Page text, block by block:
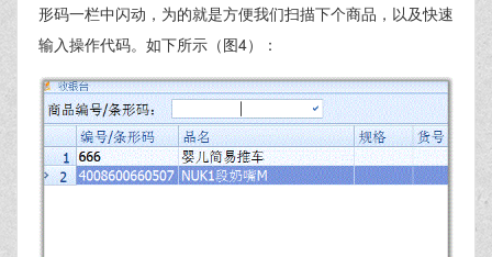
形码一栏中闪动，为的就是方便我们扫描下个商品，以及快速
输入操作代码。如下所示（图4）：